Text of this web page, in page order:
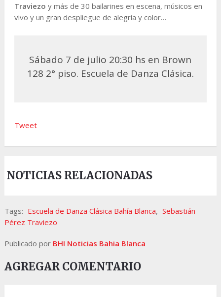
Traviezo y más de 30 bailarines en escena, músicos en
vivo y un gran despliegue de alegría y color…
Sábado 7 de julio 20:30 hs en Brown
128 2° piso. Escuela de Danza Clásica.
Tweet
NOTICIAS RELACIONADAS
Tags: Escuela de Danza Clásica Bahía Blanca, Sebastián
Pérez Traviezo
Publicado por BHI Noticias Bahia Blanca
AGREGAR COMENTARIO